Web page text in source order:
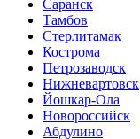
Саранск
Тамбов
Стерлитамак
Кострома
Петрозаводск
Нижневартовск
Йошкар-Ола
Новороссийск
Абдулино